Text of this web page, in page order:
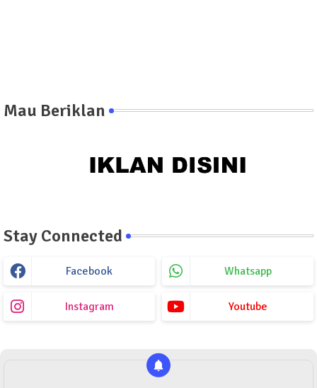
Mau Beriklan
Stay Connected
Facebook Whatsapp
Instagram Youtube